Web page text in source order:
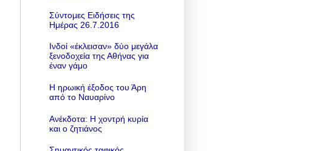
Σύντομες Ειδήσεις της
Ημέρας 26.7.2016
Ινδοί «έκλεισαν» δύο μεγάλα
ξενοδοχεία της Αθήνας για
έναν γάμο
Η ηρωική έξοδος του Άρη
από το Ναυαρίνο
Ανέκδοτα: Η χοντρή κυρία
και ο ζητιάνος